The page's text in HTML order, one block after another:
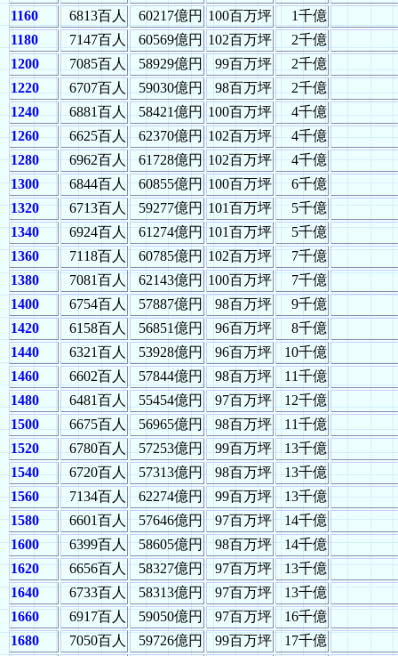
1160
6813百人 60217億円 100百万坪
1千億
1180
7147百人 60569億円 102百万坪
2千億
1200
7085百人 58929億円 99百万坪
2千億
1220
6707百人 59030億円 98百万坪
2千億
1240
6881百人 58421億円 100百万坪
4千億
1260
6625百人 62370億円 102百万坪
4千億
1280
6962百人 61728億円 102百万坪
4千億
1300
6844百人 60855億円 100百万坪
6千億
1320
6713百人 59277億円 101百万坪
5千億
1340
6924百人 61274億円 101百万坪
5千億
1360
7118百人 60785億円 102百万坪
7千億
1380
7081百人 62143億円 100百万坪
7千億
1400
6754百人 57887億円 98百万坪
9千億
1420
6158百人 56851億円 96百万坪
8千億
1440
6321百人 53928億円 96百万坪
10千億
1460
6602百人 57844億円 98百万坪
11千億
1480
6481百人 55454億円 97百万坪
12千億
1500
6675百人 56965億円 98百万坪
11千億
1520
6780百人 57253億円 99百万坪
13千億
1540
6720百人 57313億円 98百万坪
13千億
1560
7134百人 62274億円 99百万坪
13千億
1580
6601百人 57646億円 97百万坪
14千億
1600
6399百人 58605億円 98百万坪
14千億
1620
6656百人 58327億円 97百万坪
13千億
1640
6733百人 58313億円 97百万坪
13千億
1660
6917百人 59050億円 97百万坪
16千億
1680
7050百人 59726億円 99百万坪
17千億